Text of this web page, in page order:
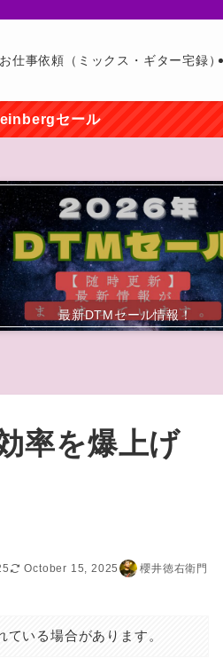
お仕事依頼（ミックス・ギター宅録）
セール
最新DTMセール情報！
率を爆上げ
October 15, 2025 櫻井徳右衛門
いる場合があります。